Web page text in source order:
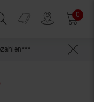
einblenden
Prospekte 0